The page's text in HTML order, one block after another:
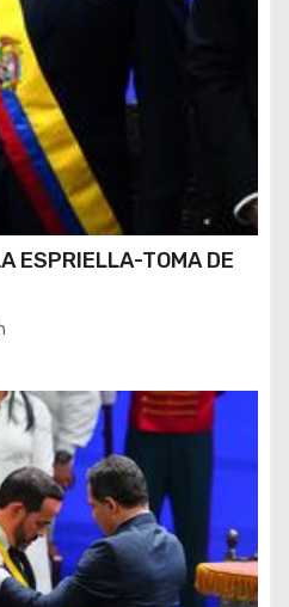
ESPRIELLA-TOMA DE